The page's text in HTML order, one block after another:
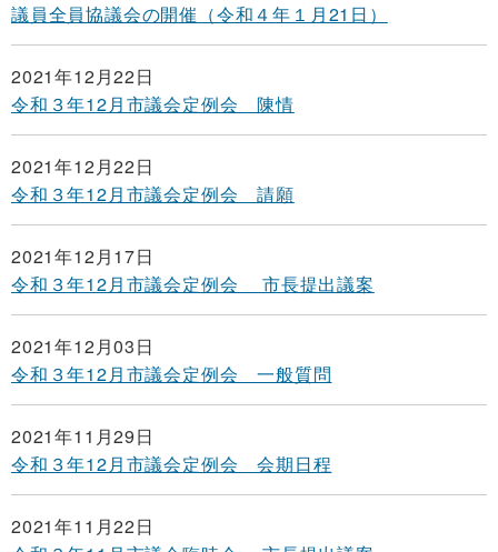
議員全員協議会の開催（令和４年１月21日）
2021年12月22日
令和３年12月市議会定例会 陳情
2021年12月22日
令和３年12月市議会定例会 請願
2021年12月17日
令和３年12月市議会定例会 市長提出議案
2021年12月03日
令和３年12月市議会定例会 一般質問
2021年11月29日
令和３年12月市議会定例会 会期日程
2021年11月22日